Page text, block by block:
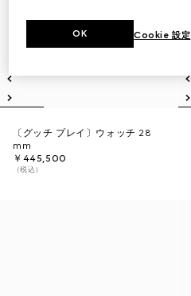
〔グッチ プレイ〕ウォッチ 28
mm
￥445,500
（税込）
Cookie 設定
OK